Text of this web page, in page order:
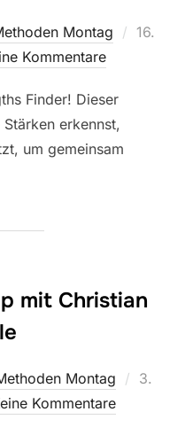
Montag
16.
Kommentare
Finder! Dieser
erkennst,
um gemeinsam
mit Christian
Montag
3.
Kommentare